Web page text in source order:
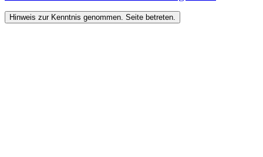
Hinweis zur Kenntnis genommen. Seite betreten.